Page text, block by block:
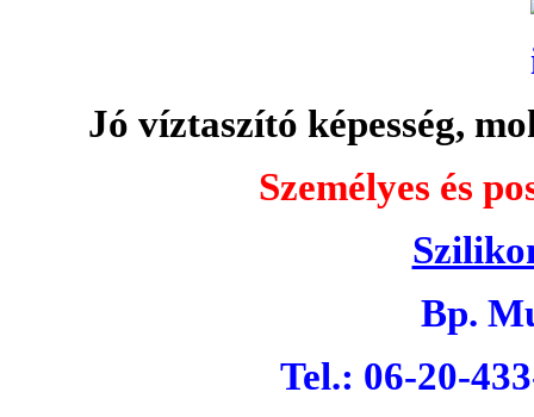
Jó víztaszító képesség,
Személyes és
Bp.
Tel.: 06-20-